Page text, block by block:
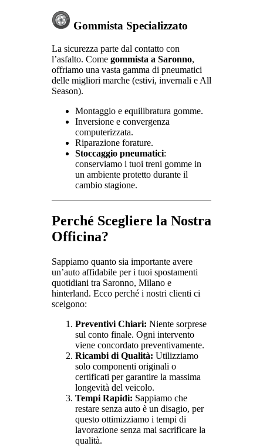
Gommista Specializzato
La sicurezza parte dal contatto con
l’asfalto. Come gommista a Saronno,
offriamo una vasta gamma di pneumatici
delle migliori marche (estivi, invernali e All
Season).
Montaggio e equilibratura gomme.
Inversione e convergenza
computerizzata.
Riparazione forature.
Stoccaggio pneumatici:
conserviamo i tuoi treni gomme in
un ambiente protetto durante il
cambio stagione.
Perché Scegliere la Nostra
Officina?
Sappiamo quanto sia importante avere
un’auto affidabile per i tuoi spostamenti
quotidiani tra Saronno, Milano e
hinterland. Ecco perché i nostri clienti ci
scelgono:
Preventivi Chiari: Niente sorprese
sul conto finale. Ogni intervento
viene concordato preventivamente.
Ricambi di Qualità: Utilizziamo
solo componenti originali o
certificati per garantire la massima
longevità del veicolo.
Tempi Rapidi: Sappiamo che
restare senza auto è un disagio, per
questo ottimizziamo i tempi di
lavorazione senza mai sacrificare la
qualità.